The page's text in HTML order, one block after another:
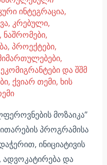
ინტეგრაცია,
, კრებული,
ნაშრომები,
, პროექტები,
,
და შშმ
, ქვიარ თემი, ხის
მოზაიკა”
პროგრამისა
ინიციატივის
და